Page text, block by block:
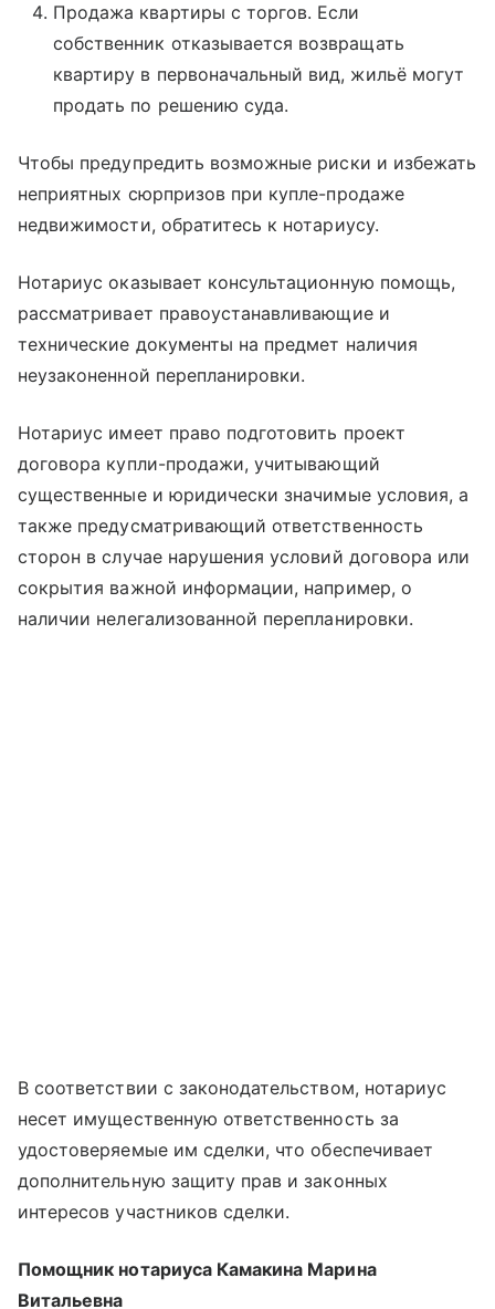
Продажа квартиры с торгов. Если
собственник отказывается возвращать
квартиру в первоначальный вид, жильё могут
продать по решению суда.
Чтобы предупредить возможные риски и избежать
неприятных сюрпризов при купле-продаже
недвижимости, обратитесь к нотариусу.
Нотариус оказывает консультационную помощь,
рассматривает правоустанавливающие и
технические документы на предмет наличия
неузаконенной перепланировки.
Нотариус имеет право подготовить проект
договора купли-продажи, учитывающий
существенные и юридически значимые условия, а
также предусматривающий ответственность
сторон в случае нарушения условий договора или
сокрытия важной информации, например, о
наличии нелегализованной перепланировки.
В соответствии с законодательством, нотариус
несет имущественную ответственность за
удостоверяемые им сделки, что обеспечивает
дополнительную защиту прав и законных
интересов участников сделки.
Помощник нотариуса Камакина Марина
Витальевна